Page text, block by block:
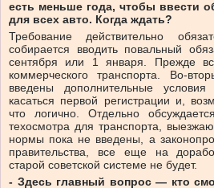
есть меньше года, чтобы ввести
для всех авто. Когда ждать?
Требование действительно
собирается вводить повальный
сентября или 1 января. Прежде
коммерческого транспорта. Во-
введены дополнительные
касаться первой регистрации и,
что логично. Отдельно
техосмотра для транспорта,
нормы пока не введены, а
правительства, все еще на
старой советской системе не будет.
- Здесь главный вопрос — кто